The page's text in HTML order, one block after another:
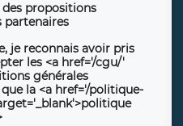
propositions
partenaires
je reconnais avoir pris
les <a href='/cgu/'
générales
la <a href='/politique-